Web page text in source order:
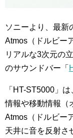
ソニーより、最新
Atmos（ドルビー
リアルな3次元の
のサウンドバー 「
「 HT-ST5000 」
情報や移動情報（
Atmos（ドルビー
天井に音を反射さ